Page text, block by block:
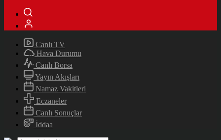
Canlı TV
Hava Durumu
Canlı Borsa
Yayın Akışları
Namaz Vakitleri
Eczaneler
Canlı Sonuçlar
İddaa